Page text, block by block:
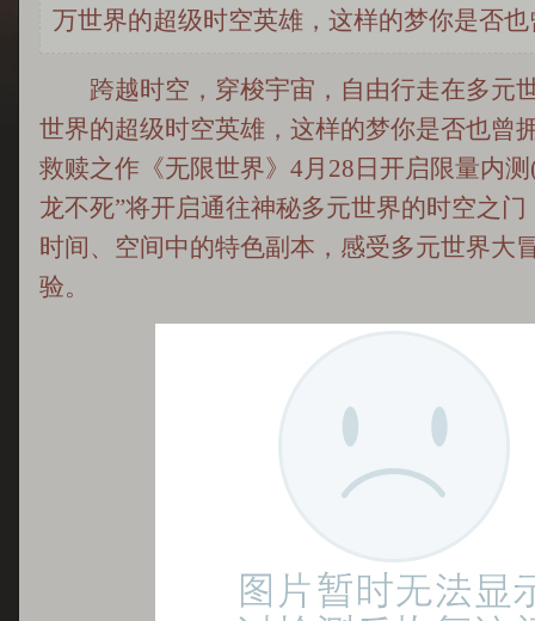
万世界的超级时空英雄，这样的梦你是否
跨越时空，穿梭宇宙，自由行走在多元
世界的超级时空英雄，这样的梦你是否也曾
救赎之作《无限世界》4月28日开启限量内
龙不死”将开启通往神秘多元世界的时空之
时间、空间中的特色副本，感受多元世界大
验。